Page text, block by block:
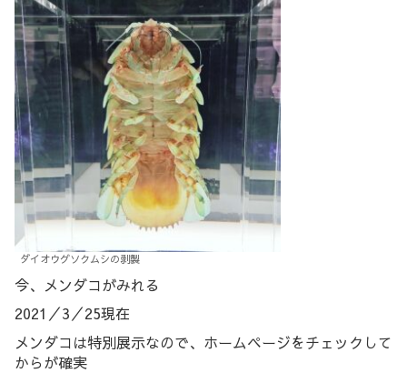
ダイオウグソクムシの剥製
今、メンダコがみれる
2021／3／25現在
メンダコは特別展示なので、ホームページをチェックして
からが確実